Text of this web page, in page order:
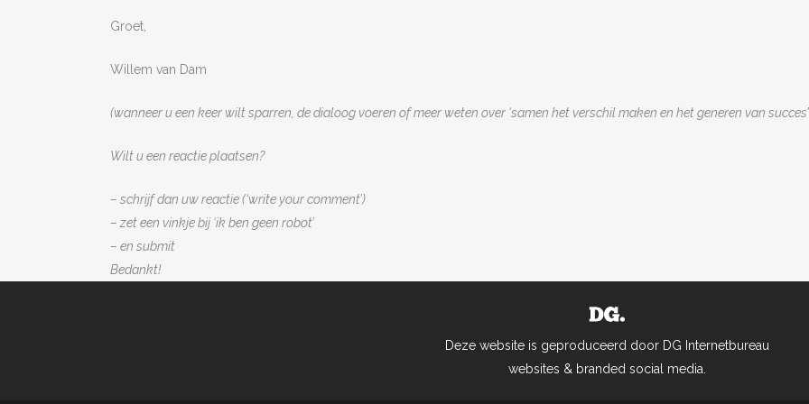
Groet,
Willem van Dam
(wanneer u een keer wilt sparren, de dialoog voeren of meer weten over ‘samen het verschil maken en het generen van
Wilt u een reactie plaatsen?
– schrijf dan uw reactie (‘write your comment’)
– zet een vinkje bij ‘ik ben geen robot’
– en submit
Bedankt!
Deze website is geproduceerd door DG Internetbureau
websites & branded social media.